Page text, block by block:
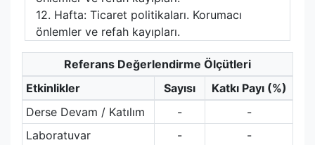
12. Hafta: Ticaret politikaları. Korumacı
önlemler ve refah kayıpları.
Referans Değerlendirme Ölçütleri
Etkinlikler
Sayısı
Katkı Payı (%)
Derse Devam / Katılım
-
-
Laboratuvar
-
-